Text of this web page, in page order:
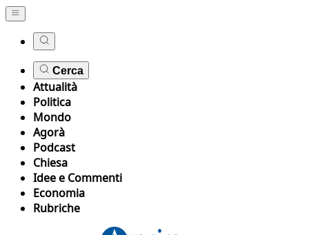
Cerca
Attualità
Politica
Mondo
Agorà
Podcast
Chiesa
Idee e Commenti
Economia
Rubriche